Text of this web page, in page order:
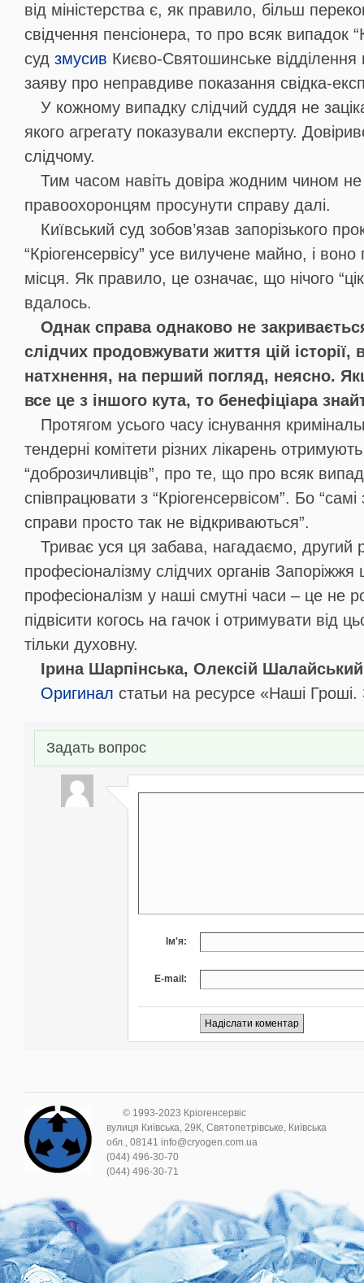
від міністерства є, як правило, більш
свідчення пенсіонера, то про всяк випадок
суд змусив Києво-Святошинське відділення
заяву про неправдиве показання свідка-
У кожному випадку слідчий суддя не
якого агрегату показували експерту.
слідчому.
Тим часом навіть довіра жодним чином
правоохоронцям просунути справу далі.
Київський суд зобов’язав запорізького
“Кріогенсервісу” усе вилучене майно, і
місця. Як правило, це означає, що нічого
вдалось.
Однак справа однаково не
слідчих продовжувати життя цій історії,
натхнення, на перший погляд, неясно.
все це з іншого кута, то бенефіціара
Протягом усього часу існування
тендерні комітети різних лікарень
“доброзичливців”, про те, що про всяк
співпрацювати з “Кріогенсервісом”. Бо
справи просто так не відкриваються”.
Триває уся ця забава, нагадаємо, другий
професіоналізму слідчих органів
професіоналізм у наші смутні часи – це не
підвісити когось на гачок і отримувати від
тільки духовну.
Ірина Шарпінська, Олексій
Оригинал статьи на ресурсе «Наші
Задать вопрос
Ім'я:
E-mail:
© 1993-2023 Кріогенсервіс
вулиця Київська, 29К, Святопетрівське, Київська
обл., 08141 info@cryogen.com.ua
(044) 496-30-70
(044) 496-30-71